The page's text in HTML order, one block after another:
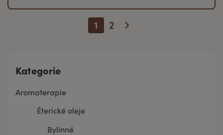
1 2
Kategorie
Aromaterapie
Éterické oleje
Bylinné